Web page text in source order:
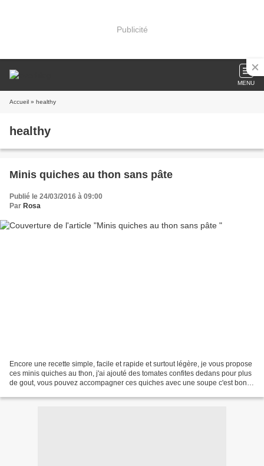
Publicité
MENU
Accueil » healthy
healthy
Minis quiches au thon sans pâte
Publié le 24/03/2016 à 09:00
Par Rosa
Encore une recette simple, facile et rapide et surtout légère, je vous propose
ces minis quiches au thon, j'ai ajouté des tomates confites dedans pour plus
de gout, vous pouvez accompagner ces quiches avec une soupe c'est bon et